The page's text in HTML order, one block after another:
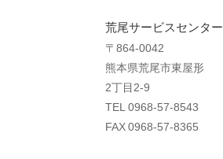
荒尾サービスセンター
〒864-0042
熊本県荒尾市東屋形
2丁目2-9
TEL 0968-57-8543
FAX 0968-57-8365